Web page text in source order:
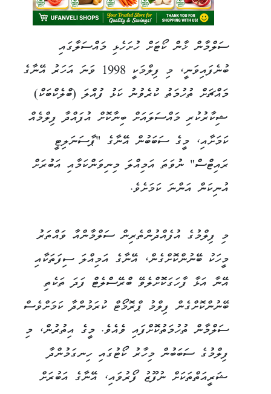
ސަލްމާން ޚާން ކޯޓަށް ހުށަހެޅި މައްސަލާގައި
ބުނެފައިވަނީ، މި ފިލްމަކީ 1998 ވަނަ އަހަރު އޭނާގެ
މައްޗަށް ތުހުމަތު ކުރެވުނު ކަޅު ފުއްލަ (ބްލެކްބަކް)
ޝިކާރުކުރި މައްސަލައަށް ބިނާކޮށް އުފައްދާ ފިލްމެއް
ކަމަށާއި، މީގެ ސަބަބުން އޭނާގެ "ޕާސަނަލިޓީ
ރައިޓްސް" ނުވަތަ އަމިއްލަ މިނިވަންކަމާއި އަބުރަށް
އުނިކަން އަންނަ ކަމަށެވެ.
މި ފިލްމުގެ އުފެއްދުންތެރިން ސަލްމާންއާ ވައްތަރު
މީހަކު ބޭނުންކޮށްގެން، އޭނާގެ އަމިއްލަ ސިފަތަކާއި
އޭނާ އަޅާ ފާހަގަކޮށްލެވޭ ބްރޭސްލެޓް ފަދަ ތަކެތި
ބޭނުންކޮށްގެން ފިލްމު ޕްރޮމޯޓް ކުރަމުންދާ ކަމަށްވެސް
ސަލްމާން ތުހުމަތުކޮށްފައި ވެއެވެ. މީގެ އިތުރުން، މި
ފިލްމުގެ ސަބަބުން މިހާރު ކޯޓުގައި ހިނގަމުންދާ
ޝަރީއަތްތަކަށް ނުފޫޒު ފޯރުވައި، އޭނާގެ އަބުރަށް